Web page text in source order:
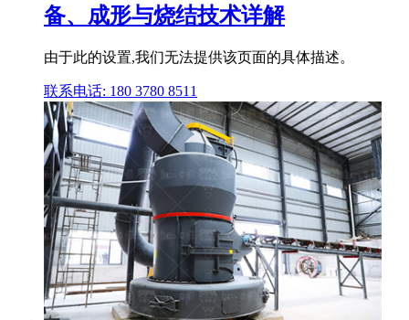
备、成形与烧结技术详解
由于此的设置,我们无法提供该页面的具体描述。
联系电话: 180 3780 8511